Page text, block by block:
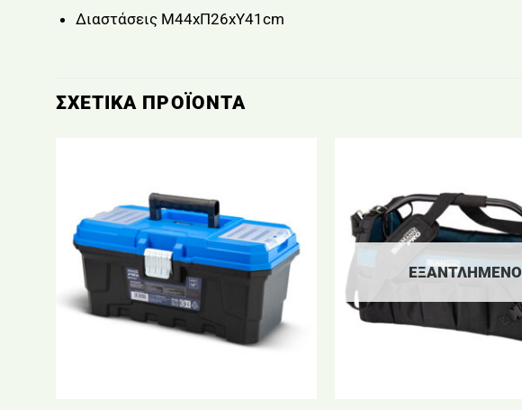
Διαστάσεις Μ44xΠ26xΥ41cm
ΣΧΕΤΙΚΆ ΠΡΟΪΌΝΤΑ
ΕΞΑΝΤΛΗΜΈΝΟ